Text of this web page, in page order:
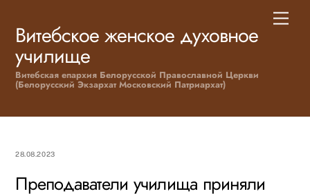
content
Витебское женское духовное
училище
Витебская епархия Белорусской Православной Церкви
(Белорусский Экзархат Московский Патриархат)
28.08.2023
Преподаватели училища приняли